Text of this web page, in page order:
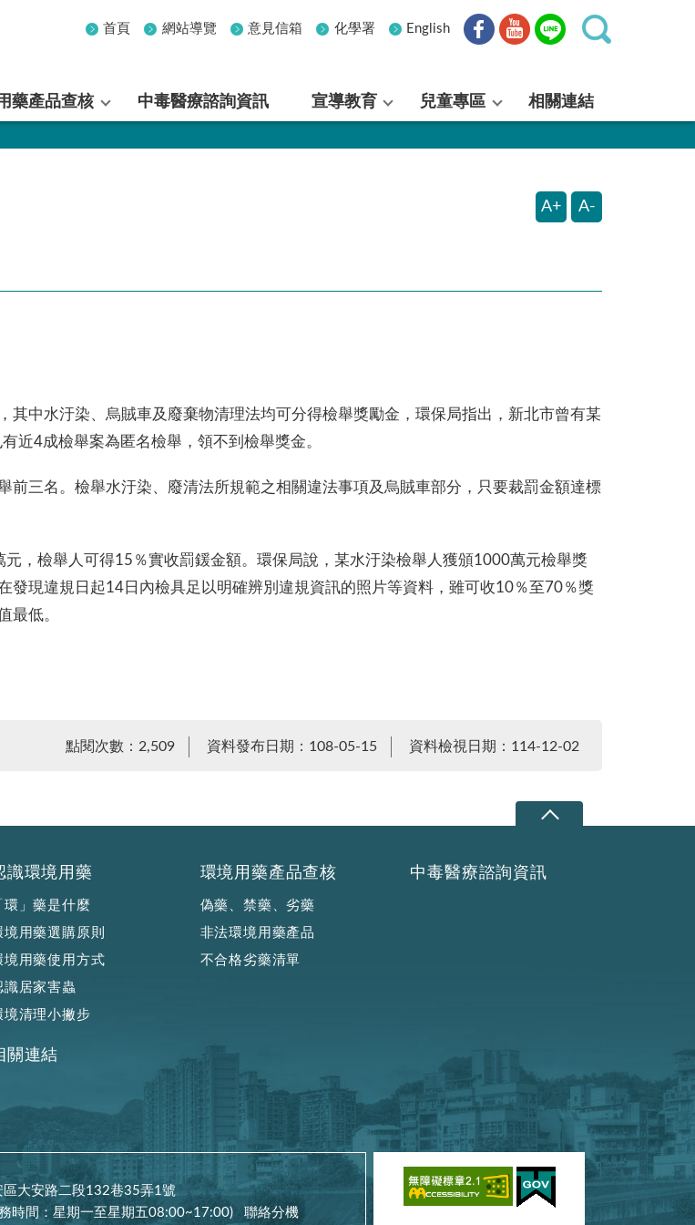
首頁 網站導覽 意見信箱 化學署 English
藥產品查核 中毒醫療諮詢資訊 宣導教育 兒童專區 相關連結
A+ A-
其中水汙染、烏賊車及廢棄物清理法均可分得檢舉獎勵金，環保局指出，新北市曾有某
近4成檢舉案為匿名檢舉，領不到檢舉獎金。
三名。檢舉水汙染、廢清法所規範之相關違法事項及烏賊車部分，只要裁罰金額達標
，檢舉人可得15％實收罰鍰金額。環保局說，某水汙染檢舉人獲頒1000萬元檢舉獎
發現違規日起14日內檢具足以明確辨別違規資訊的照片等資料，雖可收10％至70％獎
最低。
點閱次數：2,509 資料發布日期：108-05-15 資料檢視日期：114-12-02
識環境用藥
環」藥是什麼
境用藥選購原則
境用藥使用方式
識居家害蟲
境清理小撇步
環境用藥產品查核
偽藥、禁藥、劣藥
非法環境用藥產品
不合格劣藥清單
中毒醫療諮詢資訊
關連結
大安路二段132巷35弄1號
時間：星期一至星期五08:00~17:00) 聯絡分機